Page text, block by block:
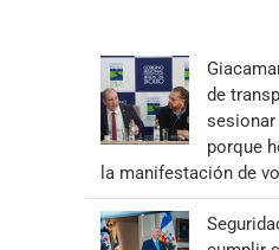
de
sesionar
porque
la manifestación de